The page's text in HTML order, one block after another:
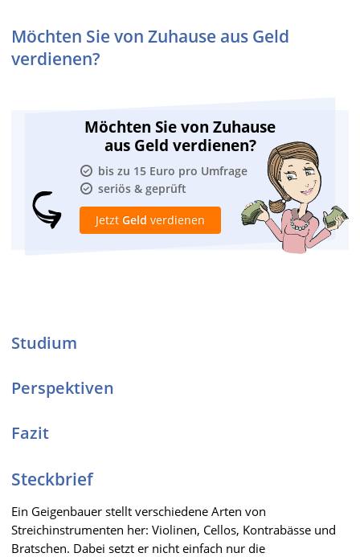
Möchten Sie von Zuhause aus Geld
verdienen?
Möchten Sie von Zuhause
aus Geld verdienen?
bis zu 15 Euro pro Umfrage
seriös & geprüft
Jetzt Geld verdienen
Studium
Perspektiven
Fazit
Steckbrief
Ein Geigenbauer stellt verschiedene Arten von
Streichinstrumenten her: Violinen, Cellos, Kontrabässe und
Bratschen. Dabei setzt er nicht einfach nur die